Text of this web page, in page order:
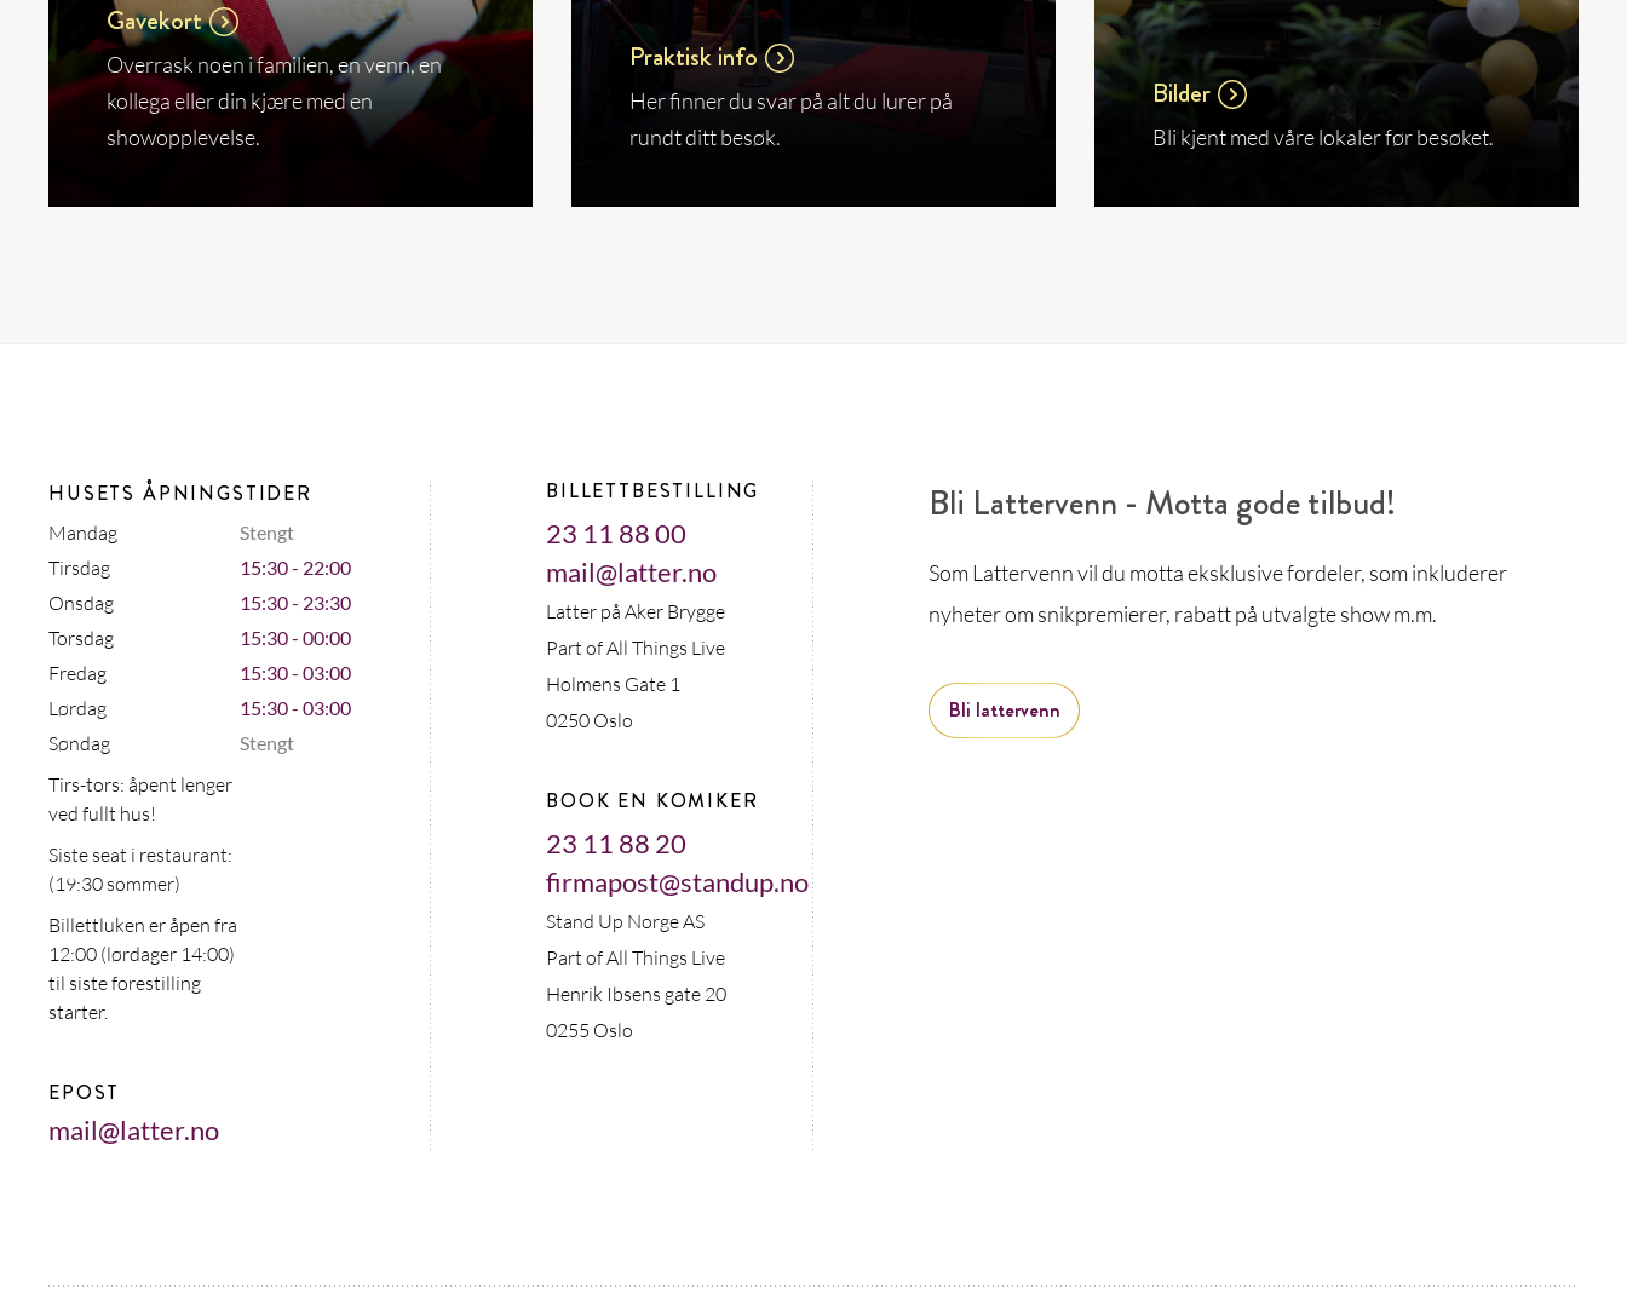
Gavekort
Overrask noen i familien, en venn, en
kollega eller din kjære med en
showopplevelse.
Praktisk info
Her finner du svar på alt du lurer på
rundt ditt besøk.
Bilder
Bli kjent med våre lokaler før besøket.
HUSETS ÅPNINGSTIDER
Mandag Stengt
Tirsdag 15:30 - 22:00
Onsdag 15:30 - 23:30
Torsdag 15:30 - 00:00
Fredag 15:30 - 03:00
Lørdag 15:30 - 03:00
Søndag Stengt
Tirs-tors: åpent lenger
ved fullt hus!
Siste seat i restaurant:
(19:30 sommer)
Billettluken er åpen fra
12:00 (lørdager 14:00)
til siste forestilling
starter.
EPOST
mail@latter.no
BILLETTBESTILLING
23 11 88 00
mail@latter.no
Latter på Aker Brygge
Part of All Things Live
Holmens Gate 1
0250 Oslo
BOOK EN KOMIKER
23 11 88 20
firmapost@standup.no
Stand Up Norge AS
Part of All Things Live
Henrik Ibsens gate 20
0255 Oslo
Bli Lattervenn - Motta gode tilbud!
Som Lattervenn vil du motta eksklusive fordeler, som inkluderer
nyheter om snikpremierer, rabatt på utvalgte show m.m.
Bli lattervenn